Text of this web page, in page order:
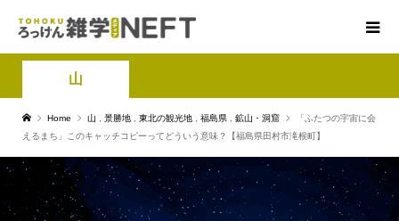
山
Home 山 景勝地 東北の観光地 福島県 鉱山・洞窟
「ふたつの宇宙に会
えるまち」このキャッチコピーってどういう意味？【福島県田村市滝根町】